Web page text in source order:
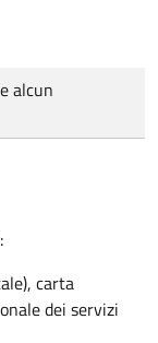
alcun
carta
dei servizi